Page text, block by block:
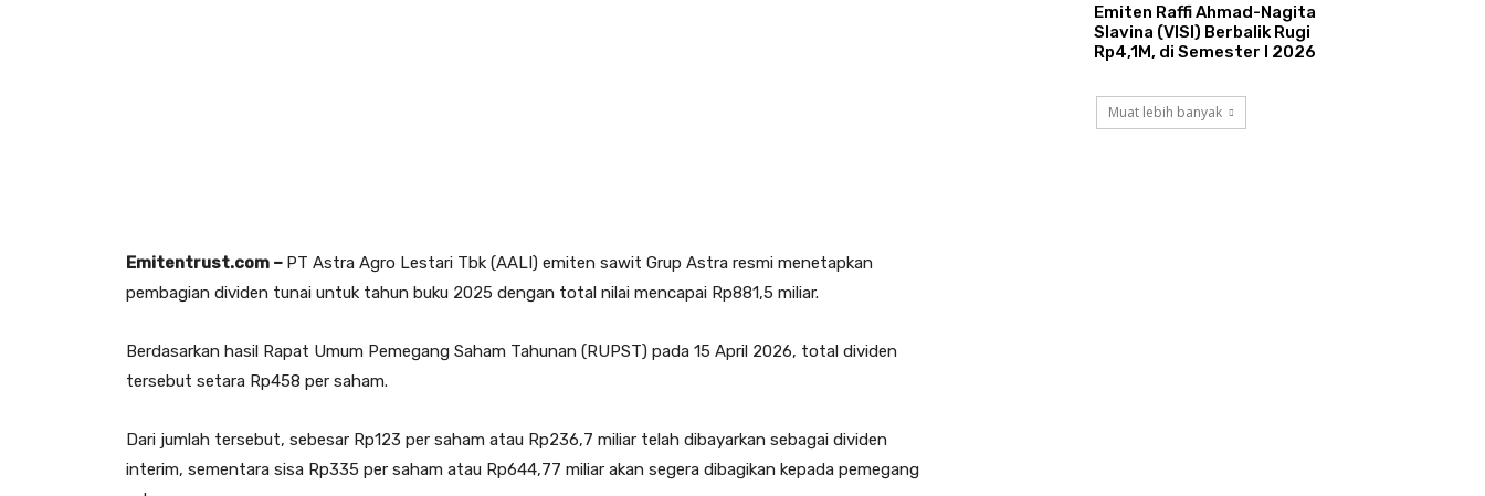
Emitentrust.com – PT Astra Agro Lestari Tbk (AALI) emiten sawit Grup Astra resmi menetapkan
pembagian dividen tunai untuk tahun buku 2025 dengan total nilai mencapai Rp881,5 miliar.
Berdasarkan hasil Rapat Umum Pemegang Saham Tahunan (RUPST) pada 15 April 2026, total dividen
tersebut setara Rp458 per saham.
Dari jumlah tersebut, sebesar Rp123 per saham atau Rp236,7 miliar telah dibayarkan sebagai dividen
interim, sementara sisa Rp335 per saham atau Rp644,77 miliar akan segera dibagikan kepada pemegang
Emiten Raffi Ahmad-Nagita
Slavina (VISI) Berbalik Rugi
Rp4,1M, di Semester I 2026
Muat lebih banyak